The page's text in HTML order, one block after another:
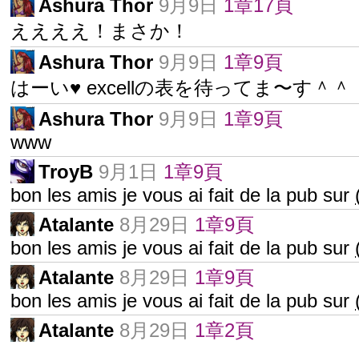
Ashura Thor 9月9日 1章17頁
ええええ！まさか！
Ashura Thor 9月9日 1章9頁
はーい♥ excellの表を待ってま〜す＾＾
Ashura Thor 9月9日 1章9頁
www
TroyB 9月1日 1章9頁
bon les amis je vous ai fait de la pub sur
Atalante 8月29日 1章9頁
bon les amis je vous ai fait de la pub sur
Atalante 8月29日 1章9頁
bon les amis je vous ai fait de la pub sur
Atalante 8月29日 1章2頁